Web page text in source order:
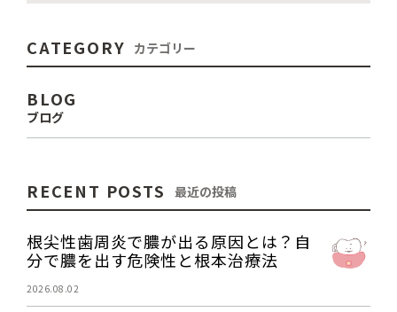
CATEGORY カテゴリー
BLOG
ブログ
RECENT POSTS 最近の投稿
根尖性歯周炎で膿が出る原因とは？自
分で膿を出す危険性と根本治療法
2026.08.02